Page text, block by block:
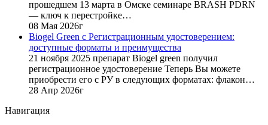
прошедшем 13 марта в Омске семинаре BRASH PDRN
— ключ к перестройке…
08 Мая 2026г
Biogel Green с Регистрационным удостоверением:
доступные форматы и преимущества
21 ноября 2025 препарат Biogel green получил
регистрационное удостоверение Теперь Вы можете
приобрести его с РУ в следующих форматах: флакон…
28 Апр 2026г
Навигация